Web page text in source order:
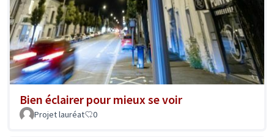
Bien éclairer pour mieux se voir
Projet lauréat 0